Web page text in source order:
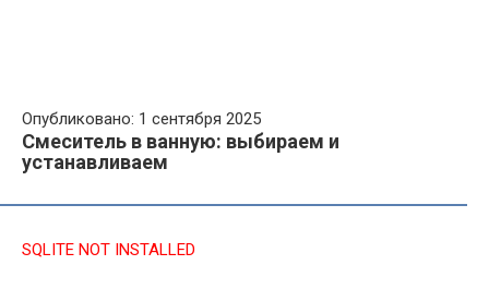
Опубликовано: 1 сентября 2025
Смеситель в ванную: выбираем и
устанавливаем
SQLITE NOT INSTALLED